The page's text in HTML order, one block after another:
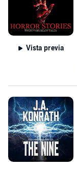
Vista previa